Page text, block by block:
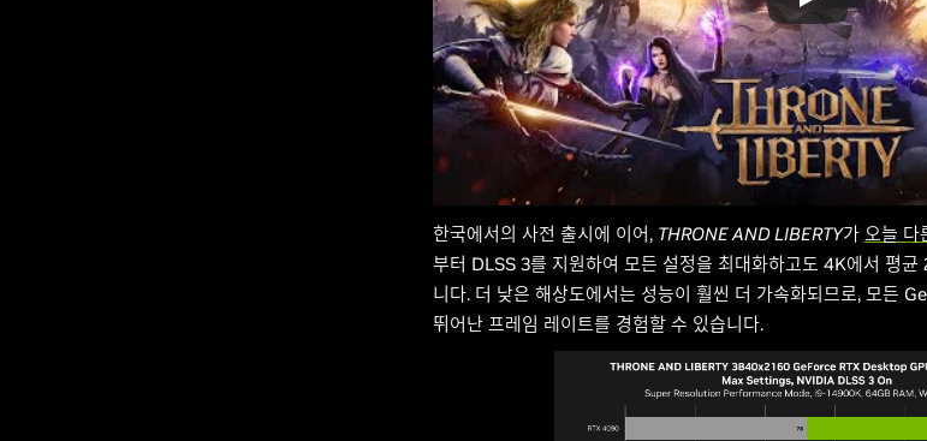
한국에서의 사전 출시에 이어, THRONE AND LIBERTY가 오늘 다
부터 DLSS 3를 지원하여 모든 설정을 최대화하고도 4K에서 평균
니다. 더 낮은 해상도에서는 성능이 훨씬 더 가속화되므로, 모든
뛰어난 프레임 레이트를 경험할 수 있습니다.